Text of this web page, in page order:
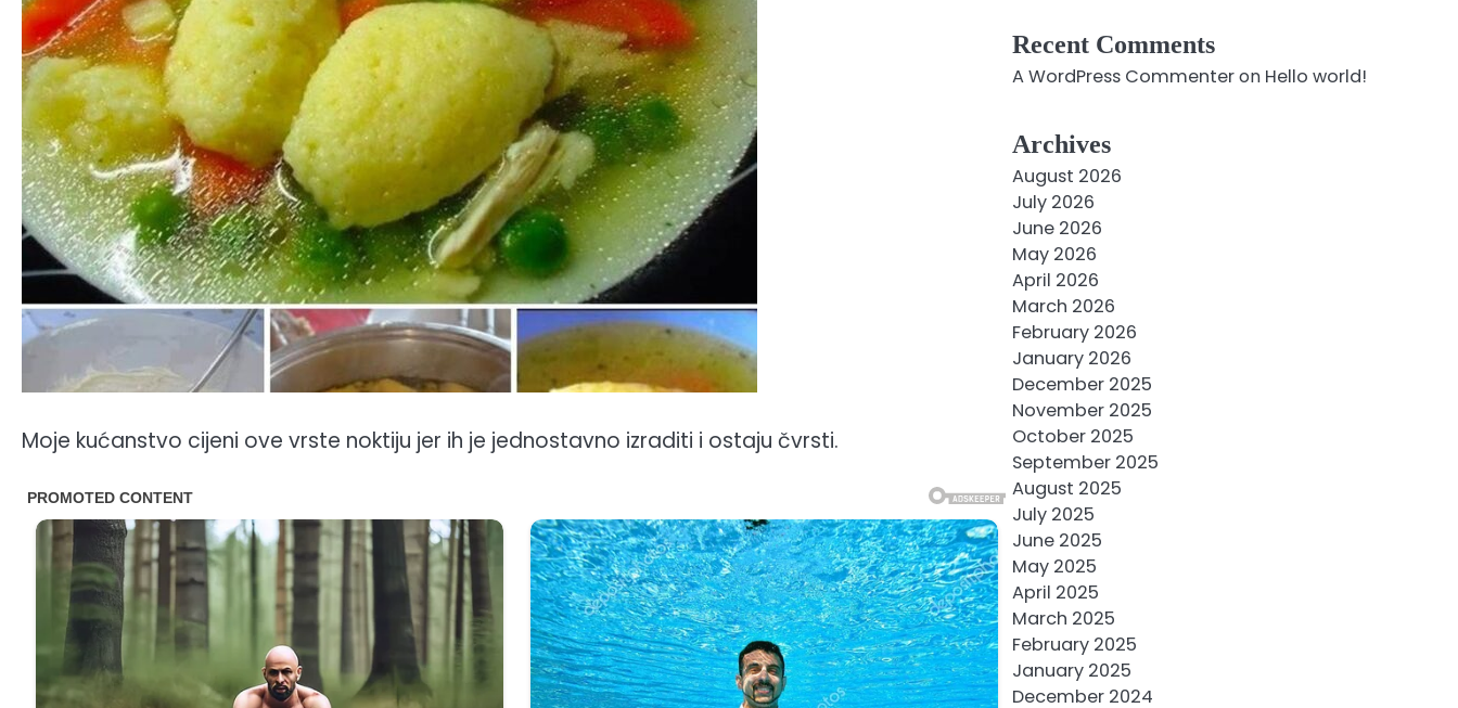
Moje kućanstvo cijeni ove vrste noktiju jer ih je jednostavno izraditi i ostaju čvrsti.
Recent Comments
A WordPress Commenteron Hello world!
Archives
August 2026
July 2026
June 2026
May 2026
April 2026
March 2026
February 2026
January 2026
December 2025
November 2025
October 2025
September 2025
August 2025
July 2025
June 2025
May 2025
April 2025
March 2025
February 2025
January 2025
December 2024